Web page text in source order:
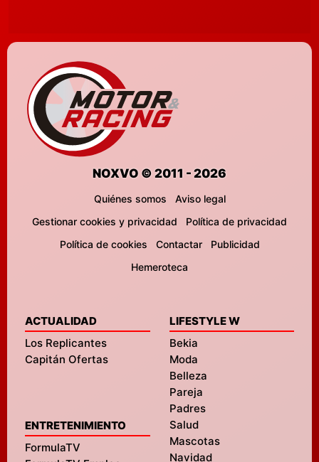
NOXVO © 2011 - 2026
Quiénes somos
Aviso legal
Gestionar cookies y privacidad
Política de privacidad
Política de cookies
Contactar
Publicidad
Hemeroteca
ACTUALIDAD
Los Replicantes
Capitán Ofertas
ENTRETENIMIENTO
FormulaTV
LIFESTYLE W
Bekia
Moda
Belleza
Pareja
Padres
Salud
Mascotas
Navidad